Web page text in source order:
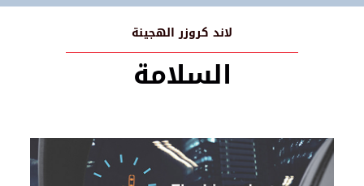
لاند كروزر الهجينة
السلامة